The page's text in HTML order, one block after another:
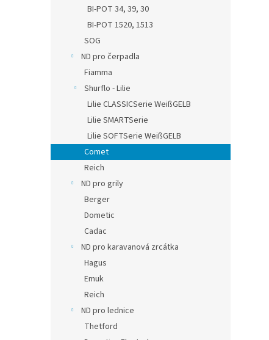
BI-POT 34, 39, 30
BI-POT 1520, 1513
SOG
ND pro čerpadla
Fiamma
Shurflo - Lilie
Lilie CLASSICSerie WeißGELB
Lilie SMARTSerie
Lilie SOFTSerie WeißGELB
Comet
Reich
ND pro grily
Berger
Dometic
Cadac
ND pro karavanová zrcátka
Hagus
Emuk
Reich
ND pro lednice
Thetford